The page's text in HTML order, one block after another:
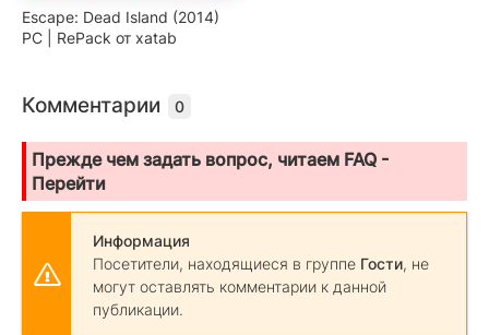
Escape: Dead Island (2014)
PC | RePack от xatab
Комментарии 0
Прежде чем задать вопрос, читаем FAQ -
Перейти
Информация
Посетители, находящиеся в группе Гости, не
могут оставлять комментарии к данной
публикации.